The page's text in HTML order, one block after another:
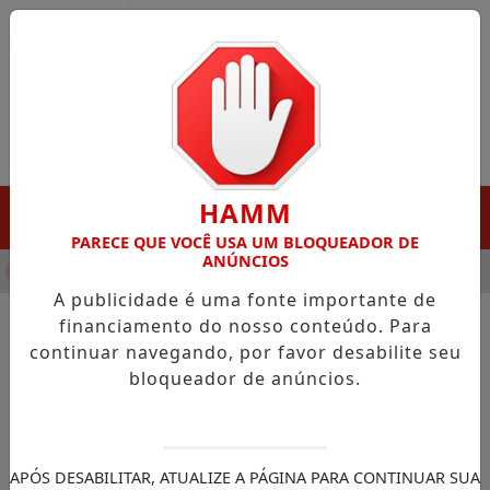
DESTAQUE EM PORTO GRANDE COM ATUAÇÃO VOLTADA
NOTÍCIAS/CÂMARA DOS DEPUTADOS
Comissão aprova projeto que
divulgar canais de denúncia e
HAMM
PARECE QUE VOCÊ USA UM BLOQUEADOR DE
ANÚNCIOS
A publicidade é uma fonte importante de
financiamento do nosso conteúdo. Para
continuar navegando, por favor desabilite seu
bloqueador de anúncios.
APÓS DESABILITAR, ATUALIZE A PÁGINA PARA CONTINUAR SUA